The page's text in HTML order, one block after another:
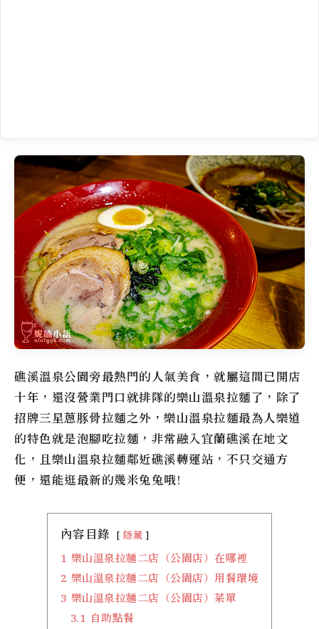
礁溪溫泉公園旁最熱門的人氣美食，就屬這間已開店
十年，還沒營業門口就排隊的樂山溫泉拉麵了，除了
招牌三星蔥豚骨拉麵之外， 樂山溫泉拉麵最為人樂道
的特色就是泡腳吃拉麵，非常融入宜蘭礁溪在地文
化，且樂山溫泉拉麵鄰近礁溪轉運站，不只交通方
便，還能逛最新的幾米兔兔哦!
內容目錄 隱藏
1 樂山溫泉拉麵二店（公園店）在哪裡
2 樂山溫泉拉麵二店（公園店）用餐環境
3 樂山溫泉拉麵二店（公園店）菜單
3.1 自助點餐